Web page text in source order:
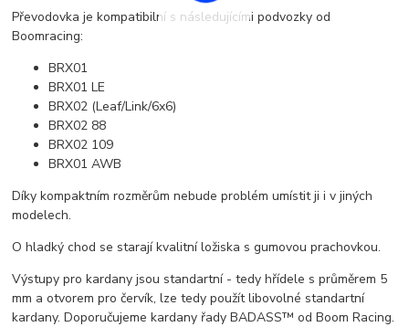
Převodovka je kompatibilní s následujícími podvozky od
Boomracing:
BRX01
BRX01 LE
BRX02 (Leaf/Link/6x6)
BRX02 88
BRX02 109
BRX01 AWB
Díky kompaktním rozměrům nebude problém umístit ji i v jiných
modelech.
O hladký chod se starají kvalitní ložiska s gumovou prachovkou.
Výstupy pro kardany jsou standartní - tedy hřídele s průměrem 5
mm a otvorem pro červík, lze tedy použít libovolné standartní
kardany. Doporučujeme kardany řady BADASS™ od Boom Racing.